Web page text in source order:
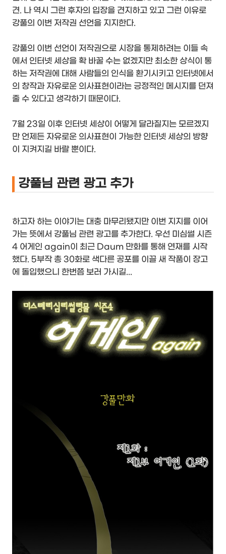
견. 나 역시 그런 후자의 입장을 견지하고 있고 그런 이유로
강풀의 이번 저작권 선언을 지지한다.
강풀의 이번 선언이 저작권으로 시장을 통제하려는 이들 속
에서 인터넷 세상을 확 바꿀 수는 없겠지만 최소한 상식이 통
하는 저작권에 대해 사람들의 인식을 환기시키고 인터넷에서
의 창작과 자유로운 의사표현이라는 긍정적인 메시지를 던져
줄 수 있다고 생각하기 때문이다.
7월 23일 이후 인터넷 세상이 어떻게 달라질지는 모르겠지
만 언제든 자유로운 의사표현이 가능한 인터넷 세상의 방향
이 지켜지길 바랄 뿐이다.
강풀님 관련 광고 추가
하고자 하는 이야기는 대충 마무리됐지만 이번 지지를 이어
가는 뜻에서 강풀님 관련 광고를 추가한다. 우선 미심썰 시즌
4 어게인 again이 최근 Daum 만화를 통해 연재를 시작
했다. 5부작 총 30화로 색다른 공포를 이끌 새 작품이 장고
에 돌입했으니 한번쯤 보러 가시길...